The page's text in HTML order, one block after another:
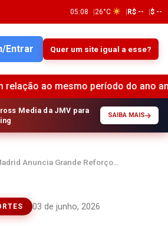
05:08 26°C R$ -- $ --
Entrar Quer um site igual a esse?
período do ano anterior •
Media da JMV para
SAIBA MAIS
Anuncia Grande Reforço…
03 de junho, 2026